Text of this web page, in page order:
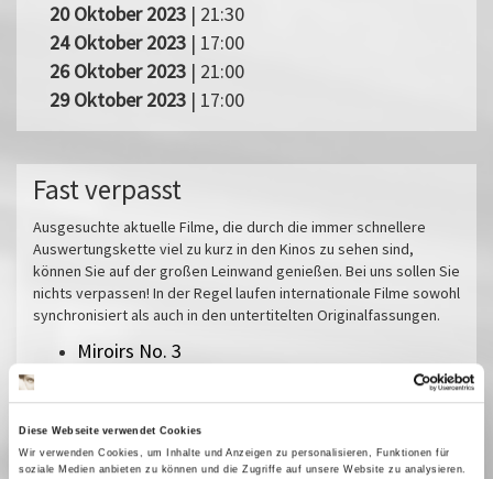
Diese Webseite verwendet Cookies
Wir verwenden Cookies, um Inhalte und Anzeigen zu personalisieren, Funktionen für
soziale Medien anbieten zu können und die Zugriffe auf unsere Website zu analysieren.
20 Oktober 2023 | 21:30
24 Oktober 2023 | 17:00
26 Oktober 2023 | 21:00
29 Oktober 2023 | 17:00
Fast verpasst
Ausgesuchte aktuelle Filme, die durch die immer schnellere
Auswertungskette viel zu kurz in den Kinos zu sehen sind,
können Sie auf der großen Leinwand genießen. Bei uns sollen Sie
nichts verpassen! In der Regel laufen internationale Filme sowohl
synchronisiert als auch in den untertitelten Originalfassungen.
Miroirs No. 3
Pfau - Bin ich echt?
Im Prinzip Familie
Sorda